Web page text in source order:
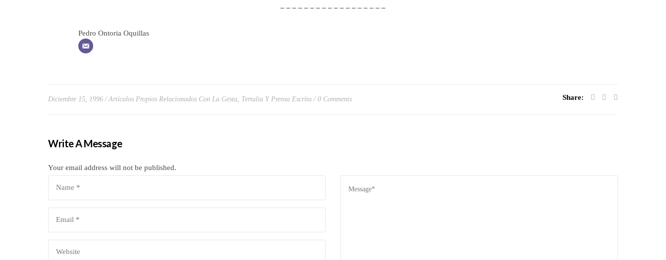
– – – – – – – – – – – – – – – – – –
Pedro Ontoria Oquillas
Diciembre 15, 1996 Artículos Propios Relacionados Con La Gesta Tertulia Y Prensa Escrita 0 Comments Share:
Write A Message
Your email address will not be published.